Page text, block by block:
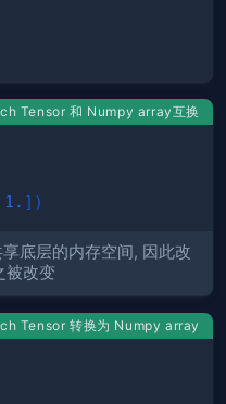
Tensor 和 Numpy array互换
1. ] )
底层的内存空间, 因此改
被改变
Tensor 转换为 Numpy array